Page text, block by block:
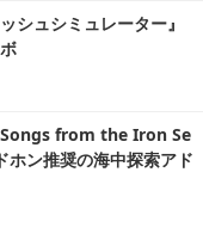
シュシミュレーター』
Songs from the Iron Se
ホン推奨の海中探索アド